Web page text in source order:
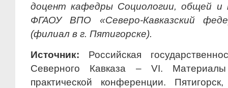
доцент кафедры Социологии, общей и
ФГАОУ ВПО «Северо-Кавказский
(филиал в г. Пятигорске).
Источник: Российская
Северного Кавказа – VI. Материалы
практической конференции.